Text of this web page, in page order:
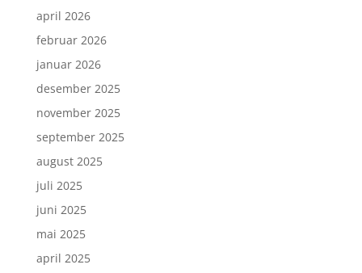
april 2026
februar 2026
januar 2026
desember 2025
november 2025
september 2025
august 2025
juli 2025
juni 2025
mai 2025
april 2025